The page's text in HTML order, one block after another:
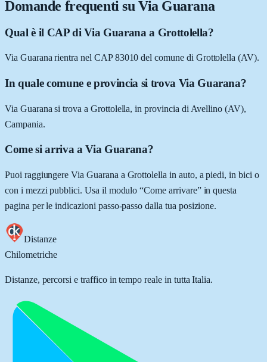
Domande frequenti su Via Guarana
Qual è il CAP di Via Guarana a Grottolella?
Via Guarana rientra nel CAP 83010 del comune di Grottolella (AV).
In quale comune e provincia si trova Via Guarana?
Via Guarana si trova a Grottolella, in provincia di Avellino (AV),
Campania.
Come si arriva a Via Guarana?
Puoi raggiungere Via Guarana a Grottolella in auto, a piedi, in bici o
con i mezzi pubblici. Usa il modulo “Come arrivare” in questa
pagina per le indicazioni passo-passo dalla tua posizione.
Distanze
Chilometriche
Distanze, percorsi e traffico in tempo reale in tutta Italia.